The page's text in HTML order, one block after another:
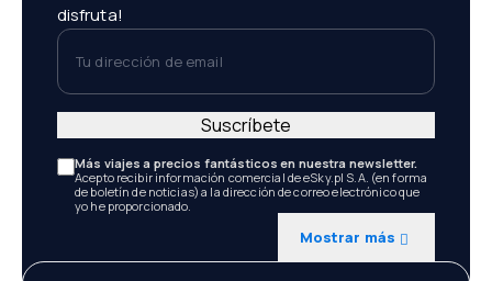
disfruta!
Tu dirección de email
Más viajes a precios fantásticos en nuestra newsletter.
Acepto recibir información comercial de eSky.pl S.A. (en forma
de boletín de noticias) a la dirección de correo electrónico que
yo he proporcionado.
Mostrar más
Suscríbete